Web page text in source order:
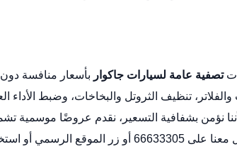
تصفية عامة لسيارات جاكوار بأسعار منافسة دون
تنظيف الثروتل والبخاخات، وضبط الأداء
الخدمة. ولأننا نؤمن بشفافية التسعير، نقدم عروضًا موسمية
أو زر
الموقع الرسمي أو